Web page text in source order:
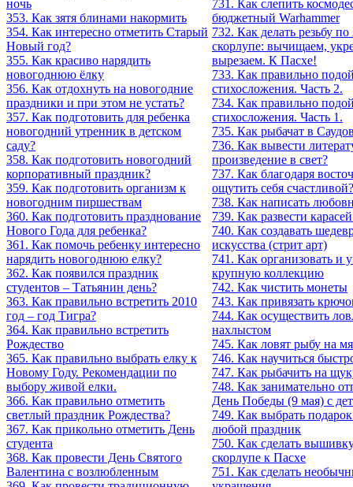
ночь
353. Как зятя блинами накормить
354. Как интересно отметить Старый
Новый год?
355. Как красиво нарядить
новогоднюю ёлку
356. Как отдохнуть на новогодние
праздники и при этом не устать?
357. Как подготовить для ребенка
новогодний утренник в детском
саду?
358. Как подготовить новогодний
корпоративный праздник?
359. Как подготовить организм к
новогодним пиршествам
360. Как подготовить празднование
Нового Года для ребенка?
361. Как помочь ребенку интересно
нарядить новогоднюю елку?
362. Как появился праздник
студентов – Татьянин день?
363. Как правильно встретить 2010
год – год Тигра?
364. Как правильно встретить
Рождество
365. Как правильно выбрать елку к
Новому Году. Рекомендации по
выбору живой елки.
366. Как правильно отметить
светлый праздник Рождества?
367. Как прикольно отметить День
студента
368. Как провести День Святого
Валентина с возлюбленным
731. Как слепить
бюджетный Warhammer
732. Как делать резьбу
скорлупе: вычищаем,
вырезаем. К Пасхе!
733. Как правильно
стихосложения. Часть 2.
734. Как правильно
стихосложения. Часть 1.
735. Как рыбачат в
736. Как вывести
произведение в свет?
737. Как благодаря
ощутить себя счастливой?
738. Как написать
739. Как развести
740. Как создавать
искусства (стрит арт)
741. Как организовать и
крупную коллекцию
742. Как чистить монеты
743. Как привязать
744. Как осуществить
нахлыстом
745. Как ловят рыбу на
746. Как научиться
747. Как рыбачить на
748. Как занимательно
День Победы (9 мая) с
749. Как выбрать
любой праздник
750. Как сделать
скорлупе к Пасхе
751. Как сделать